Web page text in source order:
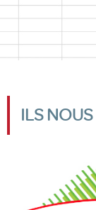
ILS NOUS